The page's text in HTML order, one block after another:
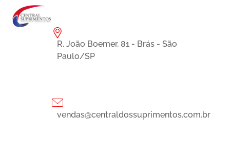
R. João Boemer, 81 - Brás - São
Paulo/SP
vendas@centraldossuprimentos.com.br